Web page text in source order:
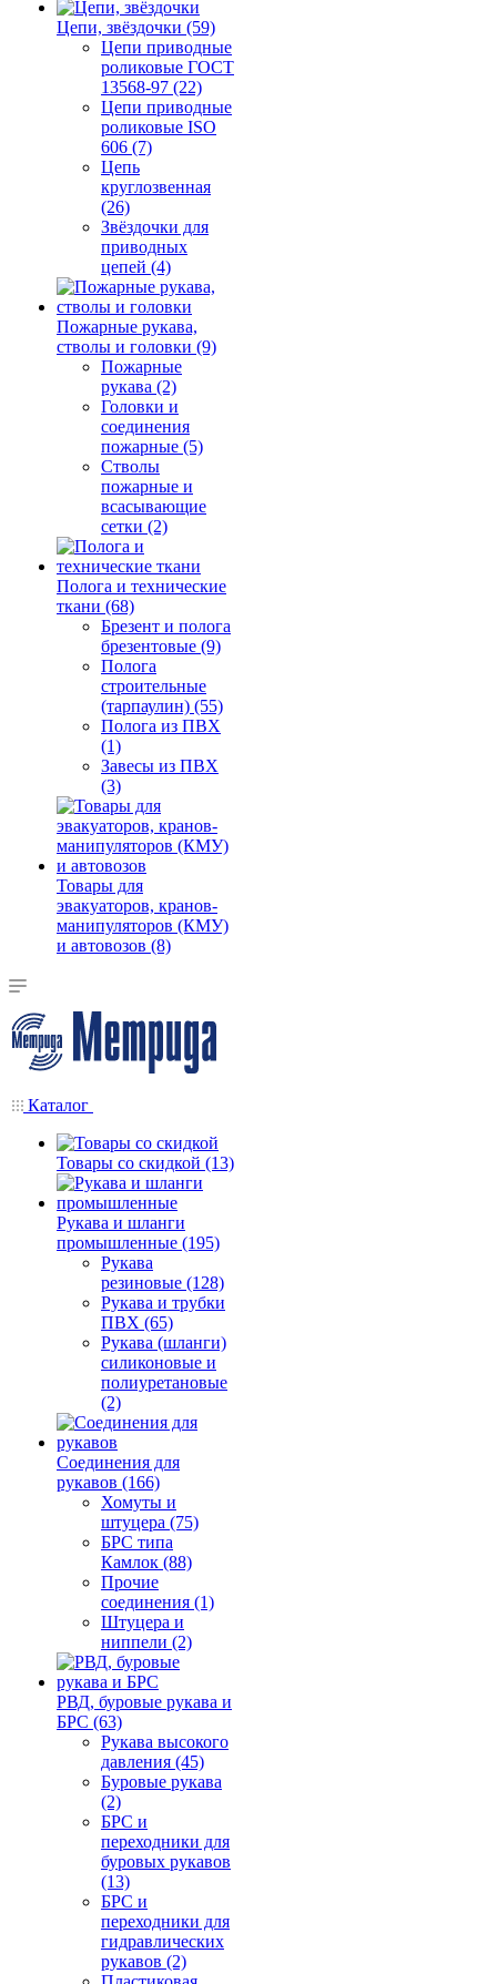
Цепи, звёздочки (59)
Цепи приводные
роликовые ГОСТ
13568-97 (22)
Цепи приводные
роликовые ISO
606 (7)
Цепь
круглозвенная
(26)
Звёздочки для
приводных
цепей (4)
Пожарные рукава,
стволы и головки (9)
Пожарные
рукава (2)
Головки и
соединения
пожарные (5)
Стволы
пожарные и
всасывающие
сетки (2)
Полога и технические
ткани (68)
Брезент и полога
брезентовые (9)
Полога
строительные
(тарпаулин) (55)
Полога из ПВХ
(1)
Завесы из ПВХ
(3)
Товары для
эвакуаторов, кранов-
манипуляторов (КМУ)
и автовозов (8)
Каталог
Товары со скидкой (13)
Рукава и шланги
промышленные (195)
Рукава
резиновые (128)
Рукава и трубки
ПВХ (65)
Рукава (шланги)
силиконовые и
полиуретановые
(2)
Соединения для
рукавов (166)
Хомуты и
штуцера (75)
БРС типа
Камлок (88)
Прочие
соединения (1)
Штуцера и
ниппели (2)
РВД, буровые рукава и
БРС (63)
Рукава высокого
давления (45)
Буровые рукава
(2)
БРС и
переходники для
буровых рукавов
(13)
БРС и
переходники для
гидравлических
рукавов (2)